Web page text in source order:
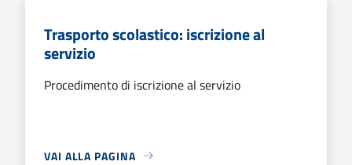
Trasporto scolastico: iscrizione al
servizio
Procedimento di iscrizione al servizio
VAI ALLA PAGINA